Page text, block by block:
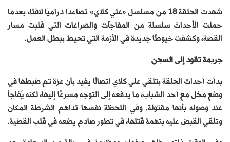
شهدت الحلقة 18 من مسلسل «علي كلاي» تصاعدًا دراميًا لافتًا، بعدما
حملت الأحداث سلسلة من المفاجآت والصراعات التي قلبت مسار
القصة، وكشفت خيوطًا جديدة في الأزمة التي تحيط ببطل العمل.
جريمة تقود إلى السجن
بدأت أحداث الحلقة بتلقي علي كلاي اتصالًا يفيد بأن عزة تم ضبطها في
وضع مخل مع أحد الشباب، ما يدفعه إلى التوجه مسرعًا إليها، لكنه يُفاجأ
عند وصوله بأنها مقتولة. وفي اللحظة نفسها تداهم الشرطة المكان
وتلقي القبض عليه بتهمة قتلها، في تطور صادم يضعه في قلب القضية.